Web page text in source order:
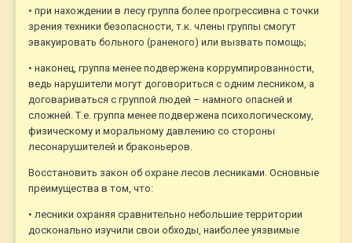
• при нахождении в лесу группа более прогрессивна с точки
зрения техники безопасности, т.к. члены группы смогут
эвакуировать больного (раненого) или вызвать помощь;
• наконец, группа менее подвержена коррумпированности,
ведь нарушители могут договориться с одним лесником, а
договариваться с группой людей – намного опасней и
сложней. Т.е. группа менее подвержена психологическому,
физическому и моральному давлению со стороны
лесонарушителей и браконьеров.
Восстановить закон об охране лесов лесниками. Основные
преимущества в том, что:
• лесники охраняя сравнительно небольшие территории
досконально изучили свои обходы, наиболее уязвимые